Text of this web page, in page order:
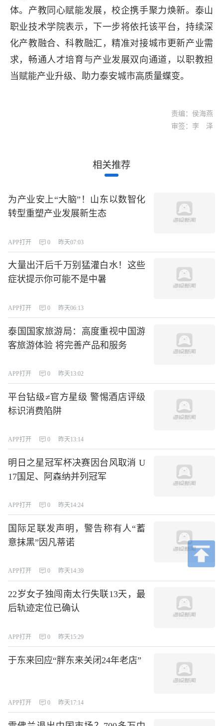
体。产教同心赋能发展，校企携手聚力焕新。泰山
职业技术学院表示，下一步将依托该平台，持续深
化产教融合、科教融汇，精准对接城市更新产业需
求，畅通人才培育与产业发展双向通道，以职教担
当赋能产业升级、助力泰安城市高质量蝶变。
责编：侯海燕
审签：李 泽
相关推荐
为产业安上“大脑”！山东以数智化
转型重塑产业发展新生态
APP打开 0 昨天07:03
大量出汗后千万别猛灌白水！这些
症状提示你可能不是中暑
APP打开 0 昨天06:13
泰国国家旅游局：高度重视中国游
客旅游体验 将完善产品和服务
APP打开 0 昨天13:02
平台钻级≠官方星级 警惕酒店评级
标识消费陷阱
APP打开 0 昨天13:14
明日之星冠军杯决赛因台风取消 U
17国足、阿森纳并列冠军
APP打开 0 昨天14:24
国际足联发声明，警告称有人“蓄
意抹黑”因凡蒂诺
APP打开 0 昨天14:39
22岁女子独闯南太行失联13天，最
后轨迹定位已确认
APP打开 0 昨天15:29
于东来回应“胖东来关闭24年老店”
APP打开 0 昨天17:14